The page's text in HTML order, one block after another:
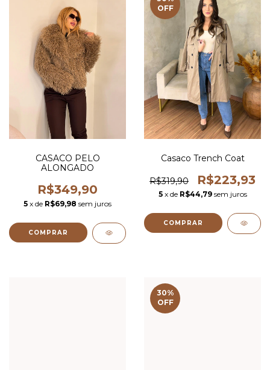
CASACO PELO
ALONGADO
R$349,90
5 x de R$69,98 sem juros
COMPRAR
OFF
Casaco Trench Coat
R$319,90 R$223,93
5 x de R$44,79 sem juros
COMPRAR
30%
OFF